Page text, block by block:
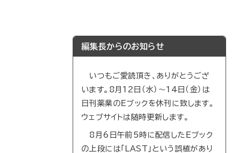
編集長からのお知らせ
いつもご愛読頂き、ありがとうござ
います。8月12日（水）～14日（金）は
日刊薬業のEブックを休刊に致します。
ウェブサイトは随時更新します。
8月6日午前5時に配信したEブック
の上段には「LAST」という誤植があり